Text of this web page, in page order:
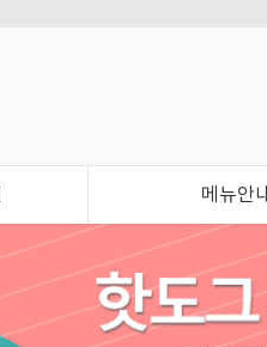
메뉴안